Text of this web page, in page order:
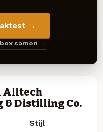
→
samen →
Alltech
& Distilling Co.
Stijl